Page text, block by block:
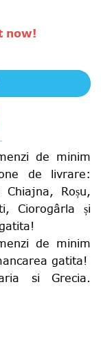
now!
preparat
de minim
de livrare:
Roșu,
Ciorogârla și
de minim
gatita!
si Grecia.